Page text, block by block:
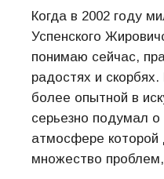
Когда в 2002 году
Успенского
понимаю сейчас,
радостях и
более опытной в
серьезно подумал
атмосфере которой
множество